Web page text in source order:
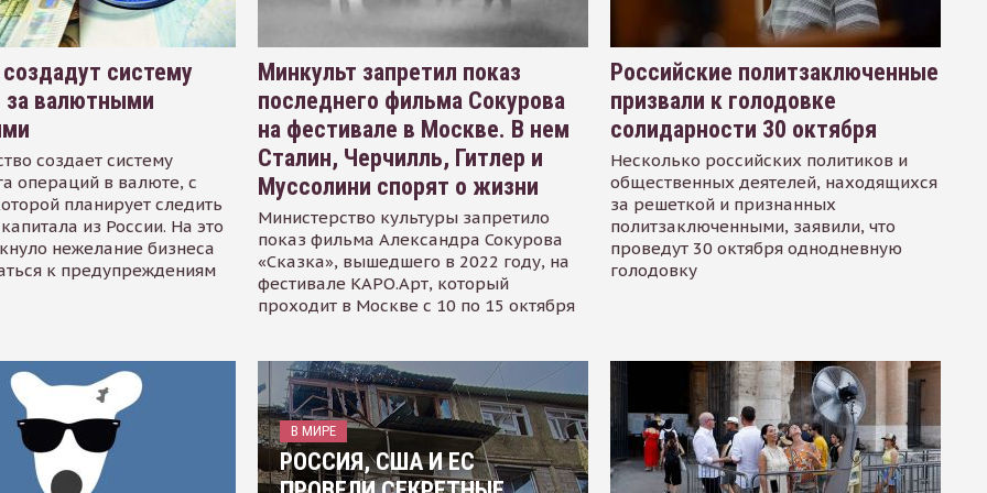
систему
за валютными
создает систему
операций в валюте, с
планирует следить
из России. На это
нежелание бизнеса
к предупреждениям
Минкульт запретил показ
последнего фильма Сокурова
на фестивале в Москве. В нем
Сталин, Черчилль, Гитлер и
Муссолини спорят о жизни
Министерство культуры запретило
показ фильма Александра Сокурова
«Сказка», вышедшего в 2022 году, на
фестивале КАРО.Арт, который
проходит в Москве с 10 по 15 октября
Российские политзаключенные
призвали к голодовке
солидарности 30 октября
Несколько российских политиков и
общественных деятелей, находящихся
за решеткой и признанных
политзаключенными, заявили, что
проведут 30 октября однодневную
голодовку
В МИРЕ
РОССИЯ, США И ЕС